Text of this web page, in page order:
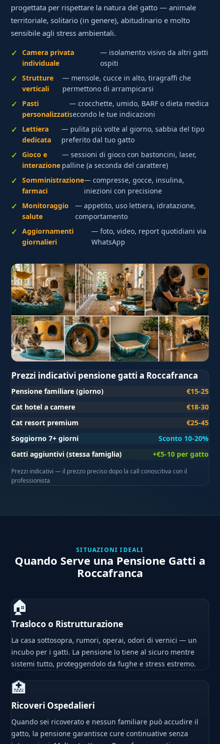
progettata per rispettare la natura del gatto — animale
territoriale, solitario (in genere), abitudinario e molto
sensibile agli stress ambientali.
Camera privata
individuale
— isolamento visivo da altri gatti
ospiti
Strutture
verticali
— mensole, cucce in alto, tiragraffi che
permettono di arrampicarsi
Pasti
personalizzati
— crocchette, umido, BARF o dieta medica
secondo le tue indicazioni
Lettiera
dedicata
— pulita più volte al giorno, sabbia del tipo
preferito dal tuo gatto
Gioco e
interazione
— sessioni di gioco con bastoncini, laser,
palline (a seconda del carattere)
Somministrazione
farmaci
— compresse, gocce, insulina,
iniezioni con precisione
Monitoraggio
salute
— appetito, uso lettiera, idratazione,
comportamento
Aggiornamenti
giornalieri
— foto, video, report quotidiani via
WhatsApp
Prezzi indicativi pensione gatti a Roccafranca
Pensione familiare (giorno)
€15-25
Cat hotel a camere
€18-30
Cat resort premium
€25-45
Soggiorno 7+ giorni
Sconto 10-20%
Gatti aggiuntivi (stessa famiglia)
+€5-10 per gatto
Prezzi indicativi — il prezzo preciso dopo la call conoscitiva con il
professionista
SITUAZIONI IDEALI
Quando Serve una Pensione Gatti a
Roccafranca
🏠
Trasloco o Ristrutturazione
La casa sottosopra, rumori, operai, odori di vernici — un
incubo per i gatti. La pensione lo tiene al sicuro mentre
sistemi tutto, proteggendolo da fughe e stress estremo.
🏥
Ricoveri Ospedalieri
Quando sei ricoverato e nessun familiare può accudire il
gatto, la pensione garantisce cure continuative senza